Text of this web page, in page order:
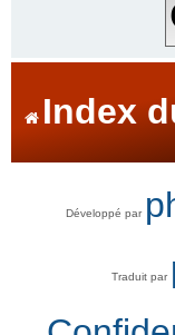
Index
Développé par
Traduit par